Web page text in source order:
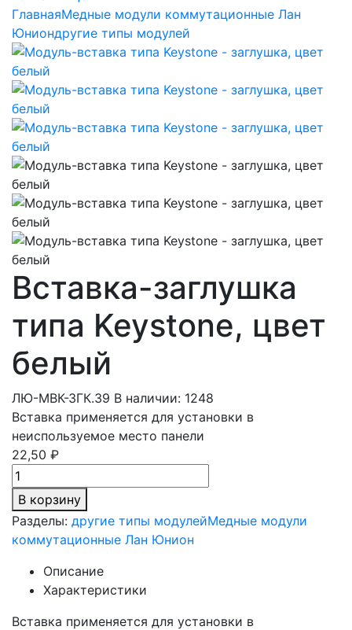
ГлавнаяМедные модули коммутационные Лан
Юниондругие типы модулей
Вставка-заглушка
типа Keystone, цвет
белый
ЛЮ-МВК-ЗГК.39 В наличии: 1248
Вставка применяется для установки в
неиспользуемое место панели
22,50 ₽
В корзину
Разделы: другие типы модулейМедные модули
коммутационные Лан Юнион
Описание
Характеристики
Вставка применяется для установки в